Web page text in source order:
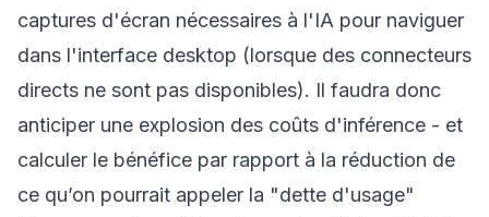
captures d'écran nécessaires à l'IA pour naviguer
dans l'interface desktop (lorsque des connecteurs
directs ne sont pas disponibles). Il faudra donc
anticiper une explosion des coûts d'inférence - et
calculer le bénéfice par rapport à la réduction de
ce qu’on pourrait appeler la "dette d'usage"